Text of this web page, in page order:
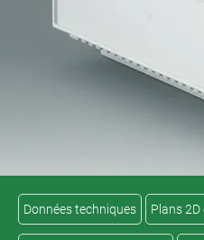
Données techniques Plans 2D